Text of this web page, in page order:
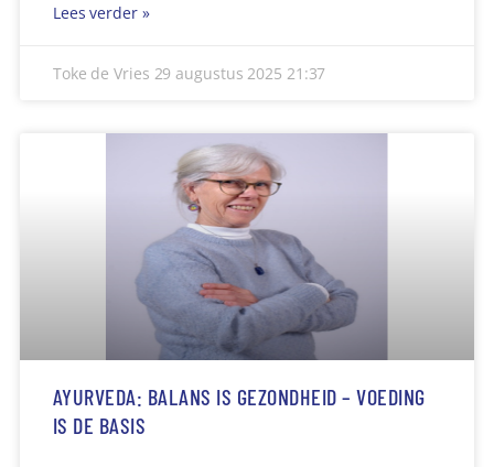
Lees verder »
Toke de Vries 29 augustus 2025 21:37
AYURVEDA: BALANS IS GEZONDHEID – VOEDING
IS DE BASIS